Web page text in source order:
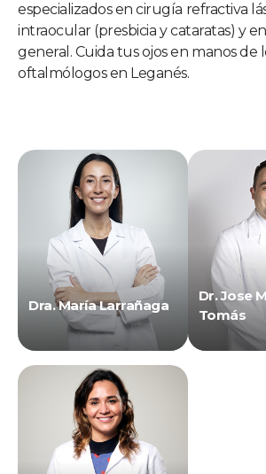
especializados en cirugía refractiva
intraocular (presbicia y cataratas) y
general. Cuida tus ojos en manos de
oftalmólogos en Leganés.
Dra. María Larrañaga
Dr. Jose
Tomás